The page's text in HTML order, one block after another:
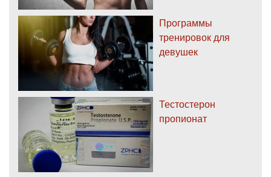
Программы
тренировок для
девушек
Тестостерон
пропионат